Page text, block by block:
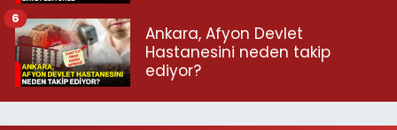
Ankara, Afyon Devlet
Hastanesini neden takip
ediyor?
6